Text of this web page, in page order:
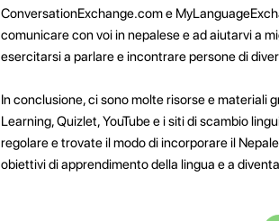
ConversationExchange.com e
comunicare con voi in nepalese e ad aiutarvi a
esercitarsi a parlare e incontrare persone di
In conclusione, ci sono molte risorse e materiali
Learning, Quizlet, YouTube e i siti di scambio
regolare e trovate il modo di incorporare il
obiettivi di apprendimento della lingua e a